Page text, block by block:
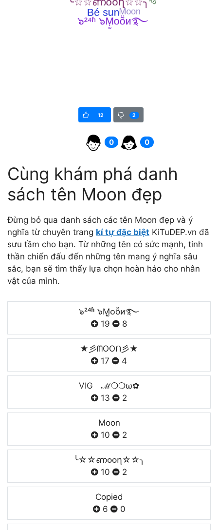
12 2
0 0
Cùng khám phá danh
sách tên Moon đẹp
Đừng bỏ qua danh sách các tên Moon đẹp và ý
nghĩa từ chuyên trang kí tự đặc biệt KiTuDEP.vn đã
sưu tầm cho bạn. Từ những tên có sức mạnh, tinh
thần chiến đấu đến những tên mang ý nghĩa sâu
sắc, bạn sẽ tìm thấy lựa chọn hoàn hảo cho nhân
vật của mình.
๖²⁴ʱ ๖Ṃ͚ᴏṏᴎ࿐
19
8
★彡ᗰOOᑎ彡★
17
4
VIG ℳ❍❍ω✿
13
2
Moon
10
2
╰☆☆ണօօղ☆☆╮
10
2
Copied
6
0